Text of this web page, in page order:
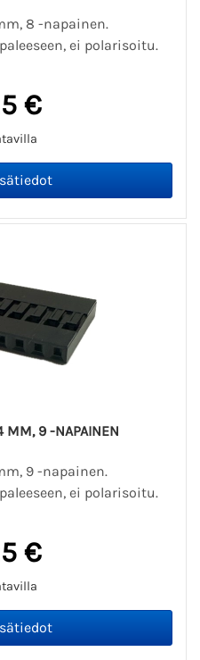
8 -napainen.
ei polarisoitu.
€
MM, 9 -NAPAINEN
9 -napainen.
ei polarisoitu.
€